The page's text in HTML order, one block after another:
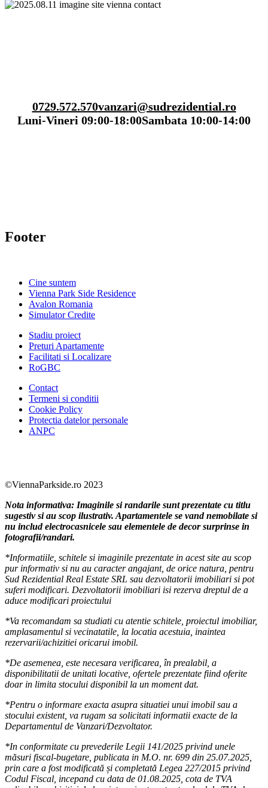
0729.572.570vanzari@sudrezidential.ro
Luni-Vineri 09:00-18:00Sambata 10:00-14:00
Footer
Cine suntem
Vienna Park Side Residence
Avalon Romania
Simulator Credite
Stadiu proiect
Preturi Apartamente
Facilitati si Localizare
RoGBC
Contact
Termeni si conditii
Cookie Policy
Protectia datelor personale
ANPC
©ViennaParkside.ro 2023
Nota informativa: Imaginile si randarile sunt prezentate cu titlu
sugestiv si au scop ilustrativ. Apartamentele se vand nemobilate si
nu includ electrocasnicele sau elementele de decor surprinse in
fotografii/randari.
*Informatiile, schitele si imaginile prezentate in acest site au scop
pur informativ si nu au caracter angajant, de orice natura, pentru
Sud Rezidential Real Estate SRL sau dezvoltatorii imobiliari si pot
suferi modificari. Dezvoltatorii imobiliari isi rezerva dreptul de a
aduce modificari proiectului
*Va recomandam sa studiati cu atentie schitele, proiectul imobiliar,
amplasamentul si vecinatatile, la locatia acestuia, inaintea
rezervarii/achizitiei oricarui imobil.
*De asemenea, este necesara verificarea, în prealabil, a
disponibilitatii de unitati locative, ofertele prezentate fiind oferite
doar in limita stocului disponibil la un moment dat.
*Pentru o informare exacta asupra situatiei unui imobil sau a
stocului existent, va rugam sa solicitati informatii exacte de la
Departamentul de Vanzari/Dezvoltator.
*In conformitate cu prevederile Legii 141/2025 privind unele
măsuri fiscal-bugetare, publicata in M.O. nr. 699 din 25.07.2025,
prin care a fost modificată și completată Legea 227/2015 privind
Codul Fiscal, incepand cu data de 01.08.2025, cota de TVA